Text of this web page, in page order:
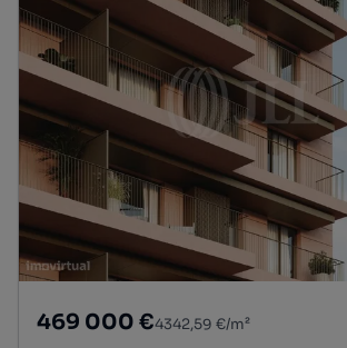
469 000 €4342,59 €/m²